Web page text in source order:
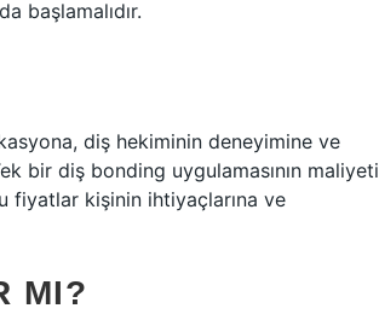
başlamalıdır.
diş hekiminin deneyimine ve
bir diş bonding uygulamasının maliyeti
fiyatlar kişinin ihtiyaçlarına ve
MI?